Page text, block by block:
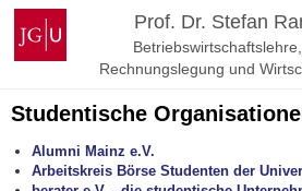
Zum
Inhalt
springen
Johannes
Gutenberg-
Universität
Prof. Dr. Stefan
Rechnungslegung und
Studentische
Alumni Mainz e.V.
Arbeitskreis Börse Studenten der